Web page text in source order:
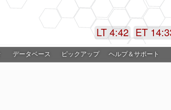
ET
LT 4:42
データベース ピックアップ ヘルプ＆サポート